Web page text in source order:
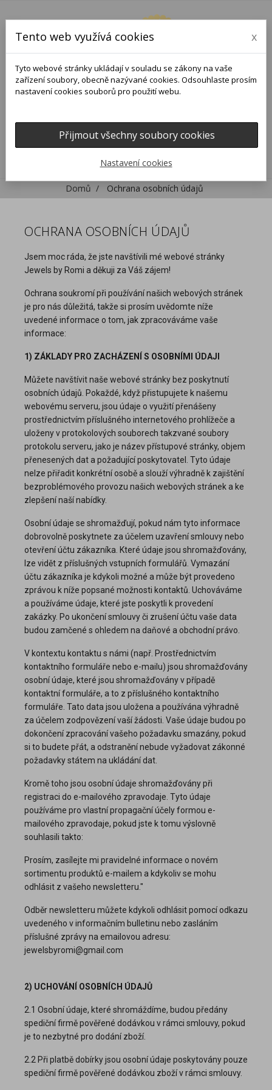
Domů Ochrana osobních údajů
OCHRANA OSOBNÍCH ÚDAJŮ
Jsem moc ráda, že jste navštívili mé webové stránky
Jewels by Romi a děkuji za Váš zájem!
Ochrana soukromí při používání našich webových stránek
je pro nás důležitá, takže si prosím uvědomte níže
uvedené informace o tom, jak zpracováváme vaše
informace:
1) ZÁKLADY PRO ZACHÁZENÍ S OSOBNÍMI ÚDAJI
Můžete navštívit naše webové stránky bez poskytnutí
osobních údajů. Pokaždé, když přistupujete k našemu
webovému serveru, jsou údaje o využití přenášeny
prostřednictvím příslušného internetového prohlížeče a
uloženy v protokolových souborech takzvané soubory
protokolu serveru, jako je název přístupové stránky, objem
přenesených dat a požadující poskytovatel. Tyto údaje
nelze přiřadit konkrétní osobě a slouží výhradně k zajištění
bezproblémového provozu našich webových stránek a ke
zlepšení naší nabídky.
Osobní údaje se shromažďují, pokud nám tyto informace
dobrovolně poskytnete za účelem uzavření smlouvy nebo
otevření účtu zákazníka. Které údaje jsou shromažďovány,
lze vidět z příslušných vstupních formulářů. Vymazání
účtu zákazníka je kdykoli možné a může být provedeno
zprávou k níže popsané možnosti kontaktů. Uchováváme
a používáme údaje, které jste poskytli k provedení
zakázky. Po ukončení smlouvy či zrušení účtu vaše data
budou zamčené s ohledem na daňové a obchodní právo.
V kontextu kontaktu s námi (např. Prostřednictvím
kontaktního formuláře nebo e-mailu) jsou shromažďovány
osobní údaje, které jsou shromažďovány v případě
kontaktní formuláře, a to z příslušného kontaktního
formuláře. Tato data jsou uložena a používána výhradně
za účelem zodpovězení vaší žádosti. Vaše údaje budou po
dokončení zpracování vašeho požadavku smazány, pokud
si to budete přát, a odstranění nebude vyžadovat zákonné
požadavky státem na ukládání dat.
Kromě toho jsou osobní údaje shromažďovány při
registraci do e-mailového zpravodaje. Tyto údaje
používáme pro vlastní propagační účely formou e-
mailového zpravodaje, pokud jste k tomu výslovně
souhlasili takto:
Prosím, zasílejte mi pravidelné informace o novém
sortimentu produktů e-mailem a kdykoliv se mohu
odhlásit z vašeho newsletteru."
Odběr newsletteru můžete kdykoli odhlásit pomocí odkazu
uvedeného v informačním bulletinu nebo zasláním
příslušné zprávy na emailovou adresu:
jewelsbyromi@gmail.com
2) UCHOVÁNÍ OSOBNÍCH ÚDAJŮ
2.1 Osobní údaje, které shromáždíme, budou předány
spediční firmě pověřené dodávkou v rámci smlouvy, pokud
je to nezbytné pro dodání zboží.
2.2 Při platbě dobírky jsou osobní údaje poskytovány pouze
spediční firmě pověřené dodávkou zboží v rámci smlouvy.
Tento web využívá cookies x
Tyto webové stránky ukládají v souladu se zákony na vaše
zařízení soubory, obecně nazývané cookies. Odsouhlaste prosím
nastavení cookies souborů pro použití webu.
Přijmout všechny soubory cookies
Nastavení cookies